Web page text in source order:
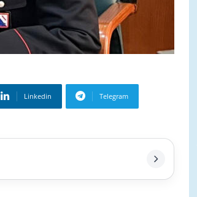
Linkedin Telegram